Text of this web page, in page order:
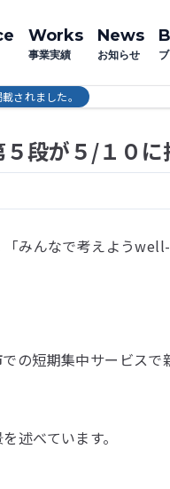
Works
事業実績
News
お知らせ
されました。
段が５/１０に
みんなで考えよう
の短期集中サービス
述べています。